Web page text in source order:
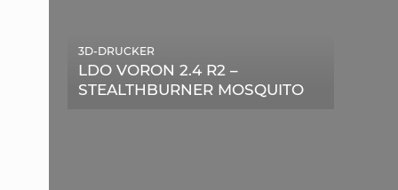
LDO VORON 2.4 R2 –
STEALTHBURNER MOSQUITO
3D-DRUCKER